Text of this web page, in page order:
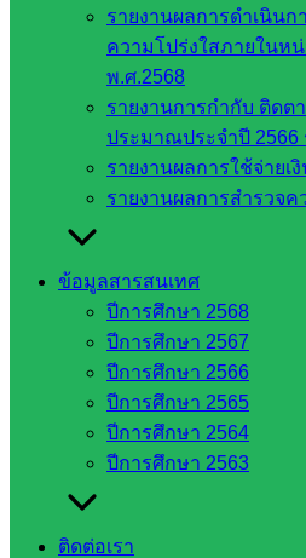
รายงานผลการดำเนิน
ความโปร่งใสภายในห
พ.ศ.2568
รายงานการกำกับ ติดต
ประมาณประจำปี 2566
รายงานผลการใช้จ่ายเ
รายงานผลการสำรวจ
ข้อมูลสารสนเทศ
ปีการศึกษา 2568
ปีการศึกษา 2567
ปีการศึกษา 2566
ปีการศึกษา 2565
ปีการศึกษา 2564
ปีการศึกษา 2563
ติดต่อเรา
สระแก้ว
จังหวัด
สระแก้ว
องค์การ
บริหาร
จังหวัด
สระแก้ว
ศึกษาธิการ
จังหวัด
สระแก้ว
สำนักงาน
ส.ก.ส.ค.
จังหวัด
สพป.
สระแก้ว